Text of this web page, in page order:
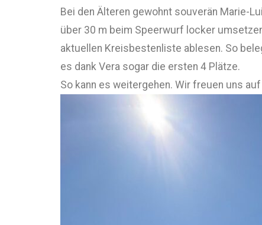
Bei den Älteren gewohnt souverän Marie-
über 30 m beim Speerwurf locker
aktuellen Kreisbestenliste ablesen. So
es dank Vera sogar die ersten 4 Plätze.
So kann es weitergehen. Wir freuen uns